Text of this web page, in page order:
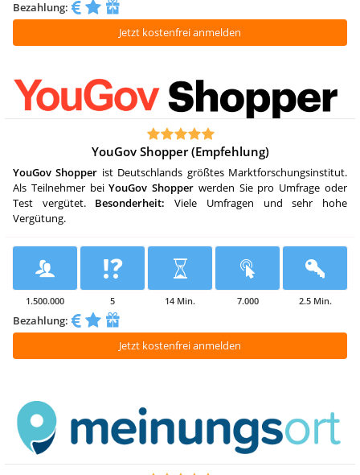
Bezahlung:
Jetzt kostenfrei anmelden
YouGov Shopper (Empfehlung)
YouGov Shopper ist Deutschlands größtes Marktforschungsinstitut.
Als Teilnehmer beiYouGov Shopper werden Sie pro Umfrage oder
Test vergütet. Besonderheit: Viele Umfragen und sehr hohe
Vergütung.
1.500.000 5 14 Min. 7.000 2.5 Min.
Bezahlung:
Jetzt kostenfrei anmelden